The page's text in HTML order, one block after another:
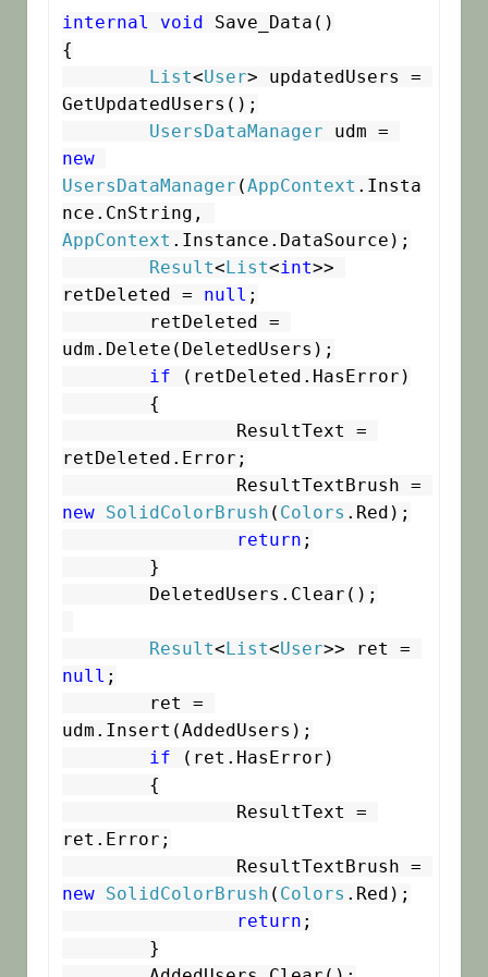
internal void Save_Data()
{
List<User> updatedUsers =
GetUpdatedUsers();
UsersDataManager
new
UsersDataManager (AppContext .Insta
AppContext .Instance.DataSource);
Result<List<int>>
retDeleted = null ;
udm.Delete(DeletedUsers);
if (retDeleted.HasError)
retDeleted.Error;
new
SolidColorBrush ( Colors .Red);
return ;
Result<List<User
null ;
udm.Insert(AddedUsers);
if (ret.HasError)
ret.Error;
new
SolidColorBrush ( Colors .Red);
return ;